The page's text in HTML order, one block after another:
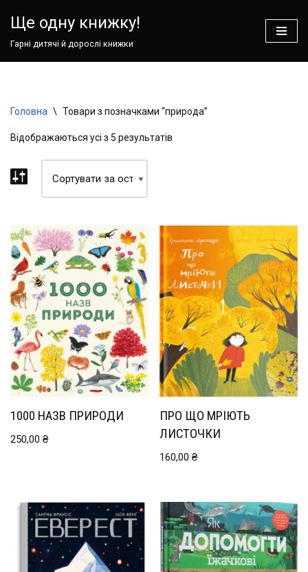
Ще одну книжку!
Гарні дитячі й дорослі книжки
Головна \ Товари з позначками “природа”
Відображаються усі з 5 результатів
1000 НАЗВ ПРИРОДИ
250,00 ₴
ПРО ЩО МРІЮТЬ
ЛИСТОЧКИ
160,00₴